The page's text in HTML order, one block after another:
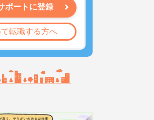
ポートに登録
転職する方へ